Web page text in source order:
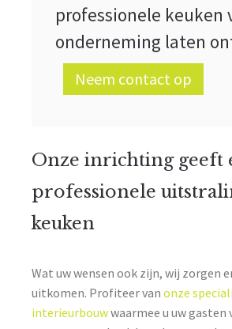
professionele keuken
onderneming laten
Neem contact op
Onze inrichting geeft
professionele
keuken
Wat uw wensen ook zijn, wij zorgen
uitkomen. Profiteer van onze
interieurbouwwaarmee u uw gasten